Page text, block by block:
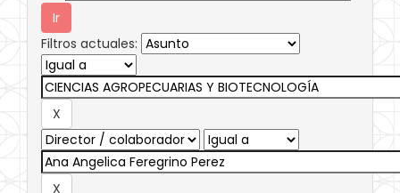
Filtros actuales: